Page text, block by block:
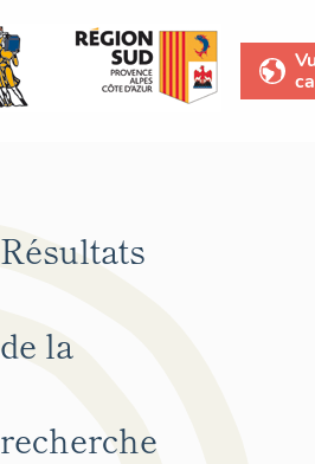
Résultats
de la
recherche